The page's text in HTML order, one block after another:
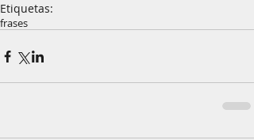
Etiquetas:
frases